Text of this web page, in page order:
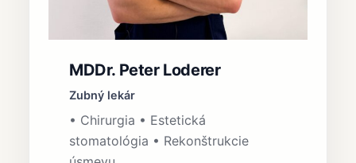
MDDr. Peter Loderer
Zubný lekár
• Chirurgia • Estetická
stomatológia • Rekonštrukcie